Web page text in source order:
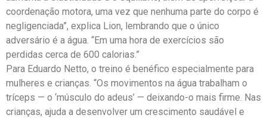
coordenação motora, uma vez que nenhuma parte do corpo é
negligenciada”, explica Lion, lembrando que o único
adversário é a água. “Em uma hora de exercícios são
perdidas cerca de 600 calorias.”
Para Eduardo Netto, o treino é benéfico especialmente para
mulheres e crianças. “Os movimentos na água trabalham o
tríceps — o ‘músculo do adeus’ — deixando-o mais firme. Nas
crianças, ajuda a desenvolver um crescimento saudável e